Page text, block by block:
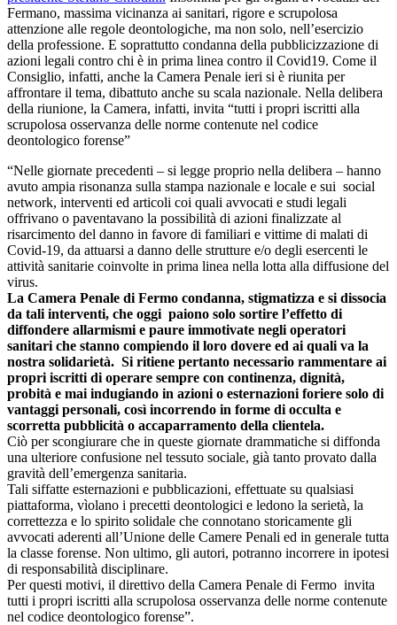
Fermano, massima vicinanza ai sanitari, rigore e scrupolosa
attenzione alle regole deontologiche, ma non solo, nell’esercizio
della professione. E soprattutto condanna della pubblicizzazione di
azioni legali contro chi è in prima linea contro il Covid19. Come il
Consiglio, infatti, anche la Camera Penale ieri si è riunita per
affrontare il tema, dibattuto anche su scala nazionale. Nella delibera
della riunione, la Camera, infatti, invita “tutti i propri iscritti alla
scrupolosa osservanza delle norme contenute nel codice
deontologico forense”
“Nelle giornate precedenti – si legge proprio nella delibera – hanno
avuto ampia risonanza sulla stampa nazionale e locale e sui social
network, interventi ed articoli coi quali avvocati e studi legali
offrivano o paventavano la possibilità di azioni finalizzate al
risarcimento del danno in favore di familiari e vittime di malati di
Covid-19, da attuarsi a danno delle strutture e/o degli esercenti le
attività sanitarie coinvolte in prima linea nella lotta alla diffusione del
virus.
La Camera Penale di Fermo condanna, stigmatizza e si dissocia
da tali interventi, che oggi paiono solo sortire l’effetto di
diffondere allarmismi e paure immotivate negli operatori
sanitari che stanno compiendo il loro dovere ed ai quali va la
nostra solidarietà. Si ritiene pertanto necessario rammentare ai
propri iscritti di operare sempre con continenza, dignità,
probità e mai indugiando in azioni o esternazioni foriere solo di
vantaggi personali, così incorrendo in forme di occulta e
scorretta pubblicità o accaparramento della clientela.
Ciò per scongiurare che in queste giornate drammatiche si diffonda
una ulteriore confusione nel tessuto sociale, già tanto provato dalla
gravità dell’emergenza sanitaria.
Tali siffatte esternazioni e pubblicazioni, effettuate su qualsiasi
piattaforma, vìolano i precetti deontologici e ledono la serietà, la
correttezza e lo spirito solidale che connotano storicamente gli
avvocati aderenti all’Unione delle Camere Penali ed in generale tutta
la classe forense. Non ultimo, gli autori, potranno incorrere in ipotesi
di responsabilità disciplinare.
Per questi motivi, il direttivo della Camera Penale di Fermo invita
tutti i propri iscritti alla scrupolosa osservanza delle norme contenute
nel codice deontologico forense”.